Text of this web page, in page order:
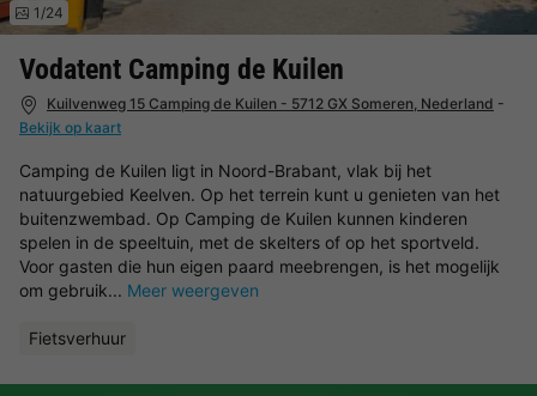
Vodatent Camping de Kuilen
Kuilvenweg 15 Camping de Kuilen - 5712 GX Someren, Nederland -
Bekijk op kaart
1/24
Camping de Kuilen ligt in Noord-Brabant, vlak bij het
natuurgebied Keelven. Op het terrein kunt u genieten van het
buitenzwembad. Op Camping de Kuilen kunnen kinderen
spelen in de speeltuin, met de skelters of op het sportveld.
Voor gasten die hun eigen paard meebrengen, is het mogelijk
om gebruik... Meer weergeven
Fietsverhuur